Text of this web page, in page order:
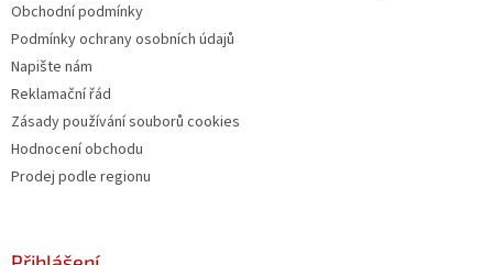
Obchodní podmínky
Podmínky ochrany osobních údajů
Napište nám
Reklamační řád
Zásady používání souborů cookies
Hodnocení obchodu
Prodej podle regionu